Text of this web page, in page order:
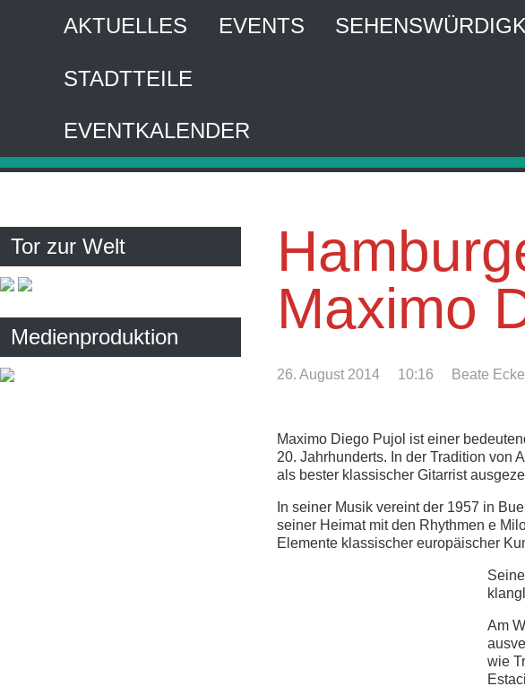
AKTUELLES EVENTS
STADTTEILE
EVENTKALENDER
Maximo
26. August 2014 10:16 Beate
Maximo Diego Pujol ist einer
20. Jahrhunderts. In der Tradition von
als bester klassischer Gitarrist
In seiner Musik vereint der 1957 in
seiner Heimat mit den Rhythmen e
Elemente klassischer europäischer
Am
wie
Tor zur Welt
Medienproduktion